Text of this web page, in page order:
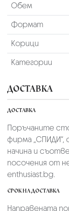
Обем
Формат
Корици
Категории
ДОСТАВКА
ДОСТАВКА
Поръчаните
фирмa „СПИДИ“,
начина и
посочения от
enthusiast.bg.
СРОК НА ДОСТАВКА
Направената